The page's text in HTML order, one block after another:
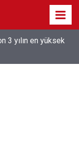
3 yılın en yüksek
savcılığa suç